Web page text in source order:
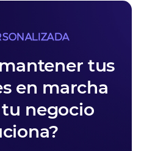
tus
en marcha
negocio